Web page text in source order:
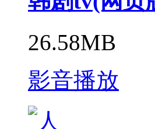
26.58MB
影音播放